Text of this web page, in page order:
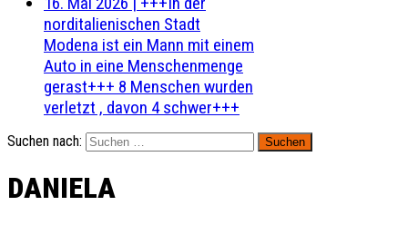
norditalienischen Stadt
Modena ist ein Mann mit einem
Auto in eine Menschenmenge
gerast+++ 8 Menschen wurden
verletzt , davon 4 schwer+++
Suchen nach:
DANIELA